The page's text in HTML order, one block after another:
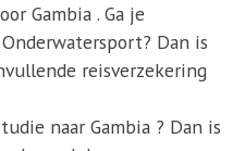
Gambia . Ga je
Dan is
reisverzekering
naar Gambia ? Dan is